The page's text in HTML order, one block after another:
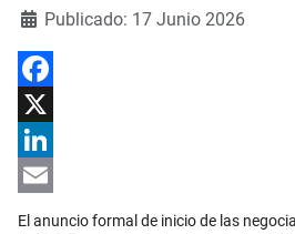
DetallesPublicado: 17 Junio 2026
Facebook
X
LinkedIn
Email
El anuncio formal de inicio de las